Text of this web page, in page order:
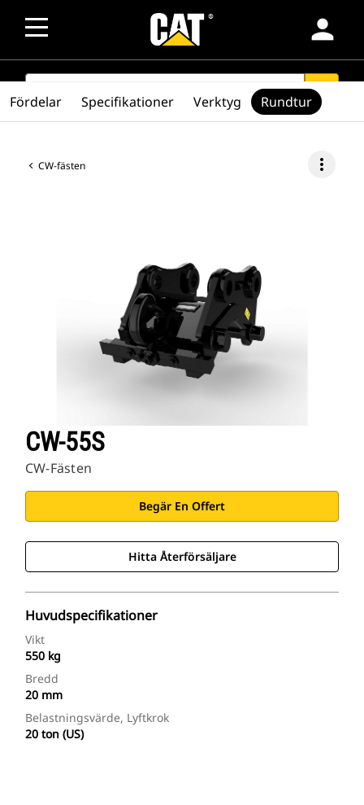
person
SEARCH search
CW-fästen more_vert
CW-55S
CW-Fästen
Begär En Offert
Hitta Återförsäljare
Huvudspecifikationer
Vikt
550 kg
Bredd
20 mm
Belastningsvärde, Lyftkrok
20 ton (US)
Fördelar Specifikationer Verktyg Rundtur